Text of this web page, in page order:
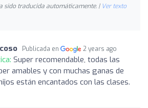
sido traducida automáticamente. | Ver texto
Publicada en 2 years ago
Super recomendable, todas las
amables y con muchas ganas de
están encantados con las clases.